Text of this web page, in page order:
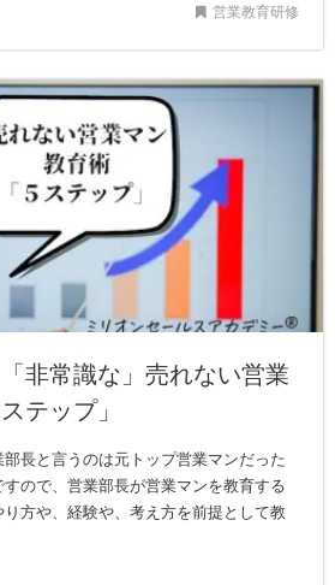
営業教育研修
非常識な」売れない営業
テップ」
長と言うのは元トップ営業マンだった
ので、営業部長が営業マンを教育する
方や、経験や、考え方を前提として教